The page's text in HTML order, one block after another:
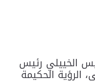
الخييلي رئيس
الرؤية الحكيمة